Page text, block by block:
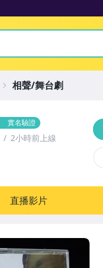
實名驗證
2小時前上線
直播影片
相聲/舞台劇